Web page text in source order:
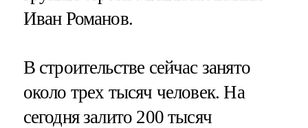
Иван Романов.
В строительстве сейчас занято
около трех тысяч человек. На
сегодня залито 200 тысяч